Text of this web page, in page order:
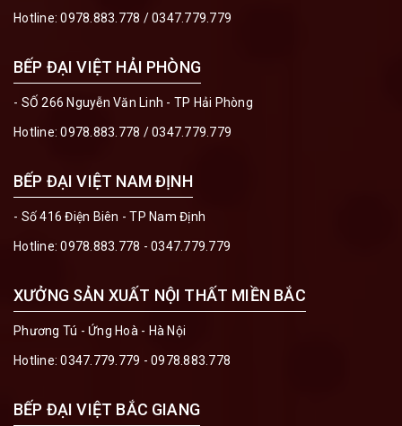
Hotline:0978.883.778 /0347.779.779
BẾP ĐẠI VIỆT HẢI PHÒNG
- SỐ 266 Nguyễn Văn Linh - TP Hải Phòng
Hotline:0978.883.778 /0347.779.779
BẾP ĐẠI VIỆT NAM ĐỊNH
- Số 416 Điện Biên - TP Nam Định
Hotline:0978.883.778 - 0347.779.779
XƯỞNG SẢN XUẤT NỘI THẤT MIỀN BẮC
Phương Tú - Ứng Hoà - Hà Nội
Hotline:0347.779.779 - 0978.883.778
BẾP ĐẠI VIỆT BẮC GIANG